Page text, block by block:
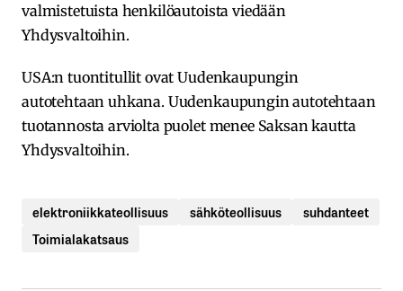
valmistetuista henkilöautoista viedään
Yhdysvaltoihin.
USA:n tuontitullit ovat Uudenkaupungin
autotehtaan uhkana. Uudenkaupungin autotehtaan
tuotannosta arviolta puolet menee Saksan kautta
Yhdysvaltoihin.
elektroniikkateollisuus sähköteollisuus
suhdanteet
Toimialakatsaus